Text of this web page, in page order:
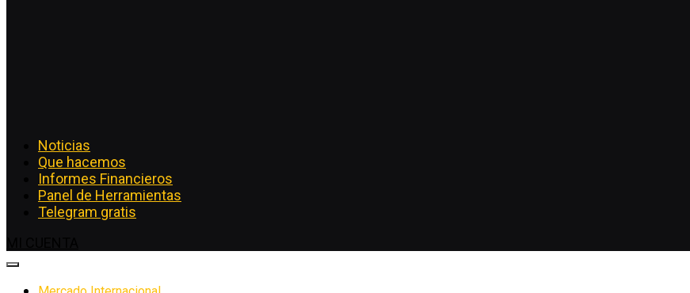
Noticias
Que hacemos
Informes Financieros
Panel de Herramientas
Telegram gratis